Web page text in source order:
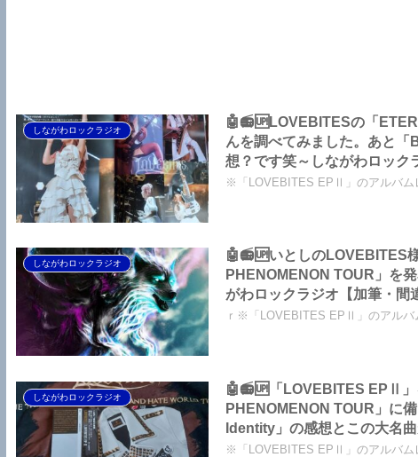
しながわロックラジオ
🤖📻🆙LOVEBITESの「
んを調べてみました。あと
想？です笑～しながわロック
※「LOVEBITES EPⅡ」のアルバム
しながわロックラジオ
🤖📻🆙いとしのLOVEBITES
PHENOMENON TOUR」を
がわロックラジオ【加筆・間
ｒ※「LOVEBITES EPⅡ」のアル
しながわロックラジオ
🤖📻🆙「LOVEBITES EPⅡ」
PHENOMENON TOUR」に
Identity」の感想とこの大名
です！～しながわロックラ
※「LOVEBITES EPⅡ」のアルバム